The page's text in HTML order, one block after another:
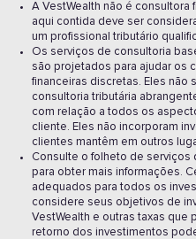
A VestWealth não é consultora
aqui contida deve ser
um profissional tributário
Os serviços de consultoria
são projetados para ajudar os
financeiras discretas. Eles não
consultoria tributária
com relação a todos os
cliente. Eles não incorporam
clientes mantêm em outros
Consulte o folheto de serviços
para obter mais informações.
adequados para todos os
considere seus objetivos de
VestWealth e outras taxas que
retorno dos investimentos